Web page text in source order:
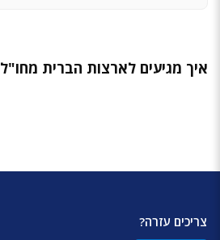
איך מגיעים לארצות הברית מחו"ל
צריכים עזרה?